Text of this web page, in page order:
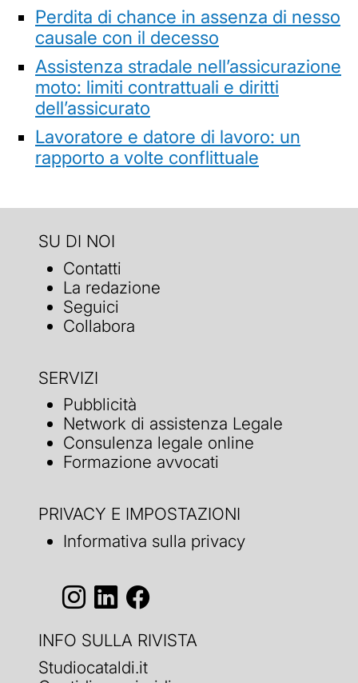
Perdita di chance in assenza di nesso
causale con il decesso
Assistenza stradale nell’assicurazione
moto: limiti contrattuali e diritti
dell’assicurato
Lavoratore e datore di lavoro: un
rapporto a volte conflittuale
SU DI NOI
Contatti
La redazione
Seguici
Collabora
SERVIZI
Pubblicità
Network di assistenza Legale
Consulenza legale online
Formazione avvocati
PRIVACY E IMPOSTAZIONI
Informativa sulla privacy
INFO SULLA RIVISTA
Studiocataldi.it